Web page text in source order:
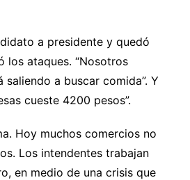
a presidente y quedó
los ataques. “Nosotros
a buscar comida”. Y
cueste 4200 pesos”.
Hoy muchos comercios no
Los intendentes trabajan
en medio de una crisis que